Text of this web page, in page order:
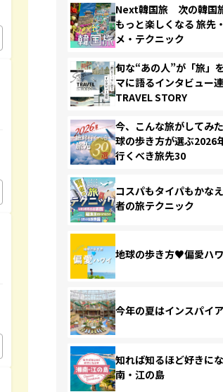
Next韓国旅 次の韓国
もっと楽しくなる 旅先
メ・テクニック
旬な“あの人”が「旅」
マに語るインタビュー
TRAVEL STORY
今、こんな旅がしてみ
球の歩き方が選ぶ2026
行くべき旅先30
コスパもタイパもかな
者の旅テクニック
地球の歩き方♥偏愛ハ
今年の夏はインスパイ
知れば知るほど好きに
南・江の島